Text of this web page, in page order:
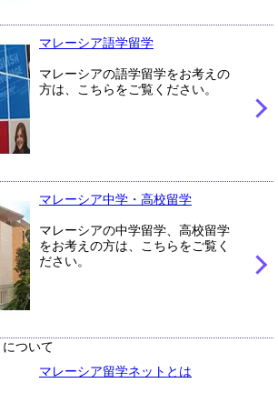
マレーシア語学留学
マレーシアの語学留学をお考えの
方は、こちらをご覧ください。
マレーシア中学・高校留学
マレーシアの中学留学、高校留学
をお考えの方は、こちらをご覧く
ださい。
ついて
マレーシア留学ネットとは